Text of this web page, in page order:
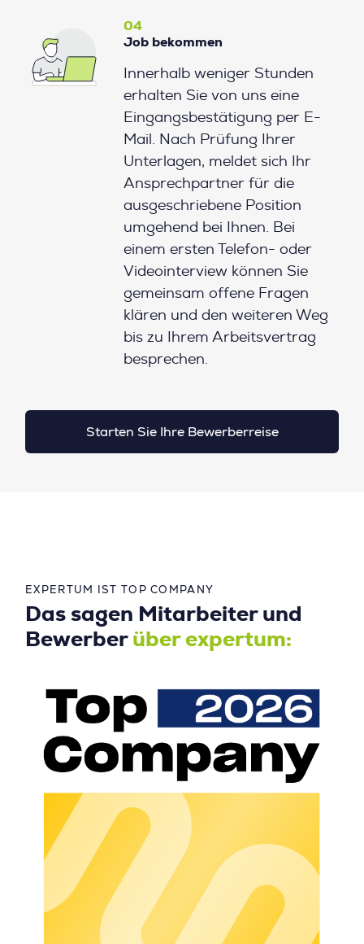
04
Job bekommen
Innerhalb weniger Stunden
erhalten Sie von uns eine
Eingangsbestätigung per E-
Mail. Nach Prüfung Ihrer
Unterlagen, meldet sich Ihr
Ansprechpartner für die
ausgeschriebene Position
umgehend bei Ihnen. Bei
einem ersten Telefon- oder
Videointerview können Sie
gemeinsam offene Fragen
klären und den weiteren Weg
bis zu Ihrem Arbeitsvertrag
besprechen.
Starten Sie Ihre Bewerberreise
EXPERTUM IST TOP COMPANY
Das sagen Mitarbeiter und
Bewerber über expertum: